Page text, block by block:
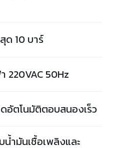
ด 10 บาร์
220VAC 50Hz
อัตโนมัติตอบสนองเร็ว
น้ำมันเชื้อเพลิงและ